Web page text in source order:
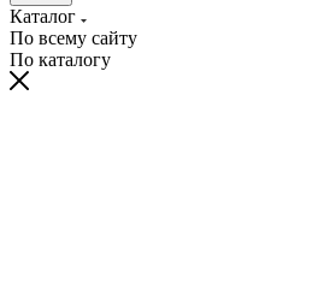
Каталог
По всему сайту
По каталогу